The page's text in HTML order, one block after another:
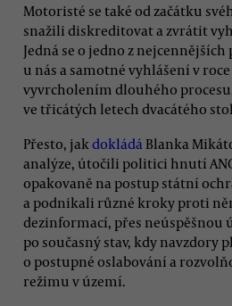
Motoristé se také od začátku
snažili diskreditovat a zvrátit
Jedná se o jedno z
u nás a samotné vyhlášení v
vyvrcholením dlouhého
ve třicátých letech dvacátého
Přesto, jak dokládá Blanka
analýze, útočili politici hnutí
opakovaně na postup státní
a podnikali různé kroky proti
dezinformací, přes neúspěšnou
po současný stav, kdy
o postupné oslabování a
režimu v území.